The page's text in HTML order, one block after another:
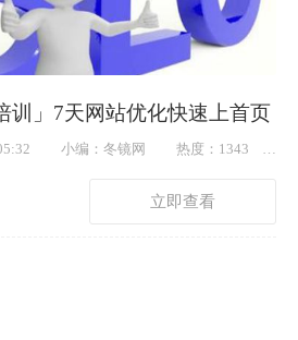
训」7天网站优化快速上首页
小编：冬镜网
热度：1343
立即查看